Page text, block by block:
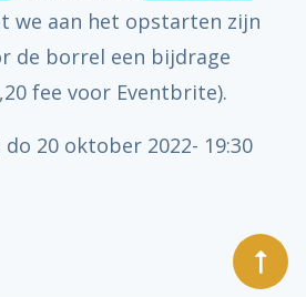
we aan het opstarten zijn
de borrel een bijdrage
fee voor Eventbrite).
20 oktober 2022- 19:30